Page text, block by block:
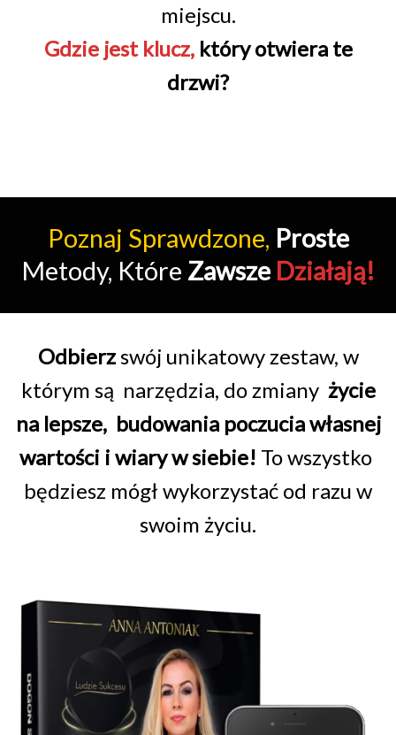
miejscu.
Gdzie jest klucz, który otwiera te
drzwi?
Poznaj Sprawdzone, Proste
Metody, Które ZawszeDziałają!
Odbierzswój unikatowy zestaw, w
którym są narzędzia, do zmiany życie
na lepsze, budowania poczucia własnej
wartości i wiary w siebie! To wszystko
będziesz mógł wykorzystać od razu w
swoim życiu.